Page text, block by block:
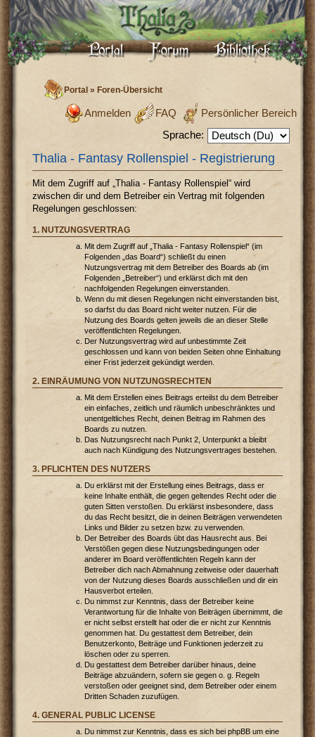
Portal »Foren-Übersicht
Persönlicher Bereich
FAQ
Anmelden
Sprache:
Thalia - Fantasy Rollenspiel - Registrierung
Mit dem Zugriff auf „Thalia - Fantasy Rollenspiel“ wird
zwischen dir und dem Betreiber ein Vertrag mit folgenden
Regelungen geschlossen:
1. NUTZUNGSVERTRAG
Mit dem Zugriff auf „Thalia - Fantasy Rollenspiel“ (im
Folgenden „das Board“) schließt du einen
Nutzungsvertrag mit dem Betreiber des Boards ab (im
Folgenden „Betreiber“) und erklärst dich mit den
nachfolgenden Regelungen einverstanden.
Wenn du mit diesen Regelungen nicht einverstanden bist,
so darfst du das Board nicht weiter nutzen. Für die
Nutzung des Boards gelten jeweils die an dieser Stelle
veröffentlichten Regelungen.
Der Nutzungsvertrag wird auf unbestimmte Zeit
geschlossen und kann von beiden Seiten ohne Einhaltung
einer Frist jederzeit gekündigt werden.
2. EINRÄUMUNG VON NUTZUNGSRECHTEN
Mit dem Erstellen eines Beitrags erteilst du dem Betreiber
ein einfaches, zeitlich und räumlich unbeschränktes und
unentgeltliches Recht, deinen Beitrag im Rahmen des
Boards zu nutzen.
Das Nutzungsrecht nach Punkt 2, Unterpunkt a bleibt
auch nach Kündigung des Nutzungsvertrages bestehen.
3. PFLICHTEN DES NUTZERS
Du erklärst mit der Erstellung eines Beitrags, dass er
keine Inhalte enthält, die gegen geltendes Recht oder die
guten Sitten verstoßen. Du erklärst insbesondere, dass
du das Recht besitzt, die in deinen Beiträgen verwendeten
Links und Bilder zu setzen bzw. zu verwenden.
Der Betreiber des Boards übt das Hausrecht aus. Bei
Verstößen gegen diese Nutzungsbedingungen oder
anderer im Board veröffentlichten Regeln kann der
Betreiber dich nach Abmahnung zeitweise oder dauerhaft
von der Nutzung dieses Boards ausschließen und dir ein
Hausverbot erteilen.
Du nimmst zur Kenntnis, dass der Betreiber keine
Verantwortung für die Inhalte von Beiträgen übernimmt, die
er nicht selbst erstellt hat oder die er nicht zur Kenntnis
genommen hat. Du gestattest dem Betreiber, dein
Benutzerkonto, Beiträge und Funktionen jederzeit zu
löschen oder zu sperren.
Du gestattest dem Betreiber darüber hinaus, deine
Beiträge abzuändern, sofern sie gegen o. g. Regeln
verstoßen oder geeignet sind, dem Betreiber oder einem
Dritten Schaden zuzufügen.
4. GENERAL PUBLIC LICENSE
Du nimmst zur Kenntnis, dass es sich bei phpBB um eine